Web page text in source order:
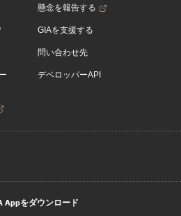
懸念を報告する
GIAを支援する
問い合わせ先
デベロッパーAPI
Appをダウンロード